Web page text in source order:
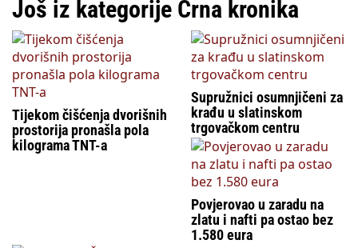
Još iz kategorije Crna kronika
Tijekom čišćenja dvorišnih
prostorija pronašla pola
kilograma TNT-a
Supružnici osumnjičeni za
krađu u slatinskom
trgovačkom centru
Povjerovao u zaradu na
zlatu i nafti pa ostao bez
1.580 eura